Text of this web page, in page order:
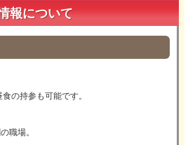
報について
の持参も可能です。
職場。